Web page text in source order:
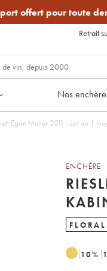
offert pour toute
Retrait
Nos
Egon Muller 2011 - Lot de 1
ENCHÈRE
FLORAL
10%